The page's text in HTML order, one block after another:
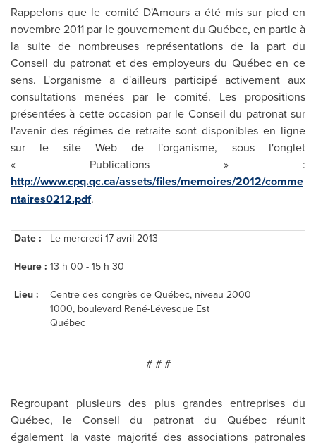
Rappelons que le comité D'Amours a été mis sur pied en
novembre 2011 par le gouvernement du Québec, en partie à
la suite de nombreuses représentations de la part du
Conseil du patronat et des employeurs du Québec en ce
sens. L'organisme a d'ailleurs participé activement aux
consultations menées par le comité. Les propositions
présentées à cette occasion par le Conseil du patronat sur
l'avenir des régimes de retraite sont disponibles en ligne
sur le site Web de l'organisme, sous l'onglet
« Publications » :
http://www.cpq.qc.ca/assets/files/memoires/2012/comme
ntaires0212.pdf.
Date :
Le mercredi 17 avril 2013
Heure : 13 h 00 - 15 h 30
Lieu :
Centre des congrès de Québec, niveau 2000
1000, boulevard René-Lévesque Est
Québec
# # #
Regroupant plusieurs des plus grandes entreprises du
Québec, le Conseil du patronat du Québec réunit
également la vaste majorité des associations patronales